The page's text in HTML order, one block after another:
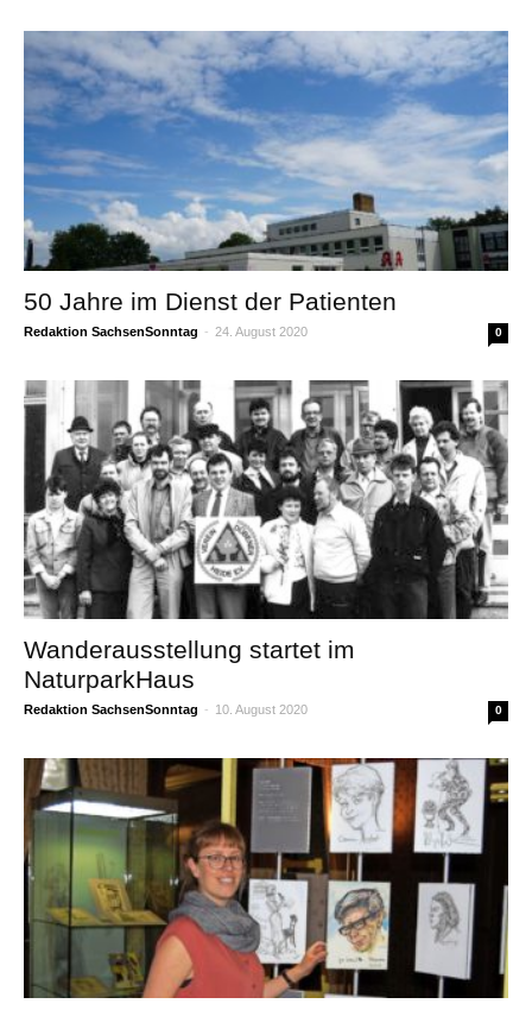
50 Jahre im Dienst der Patienten
Redaktion SachsenSonntag - 24. August 2020 0
Wanderausstellung startet im
NaturparkHaus
Redaktion SachsenSonntag - 10. August 2020 0